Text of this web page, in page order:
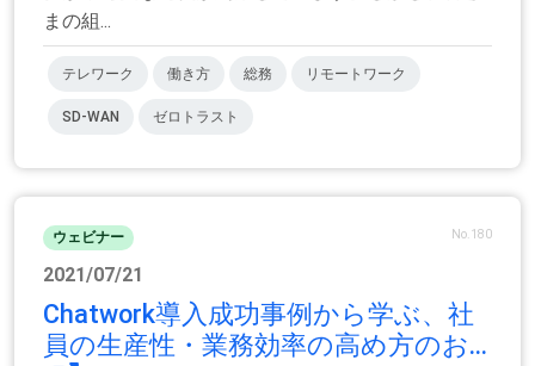
まの組...
テレワーク 働き方 総務 リモートワーク
SD-WAN ゼロトラスト
ウェビナー No.180
2021/07/21
Chatwork導入成功事例から学ぶ、社
員の生産性・業務効率の高め方のお...